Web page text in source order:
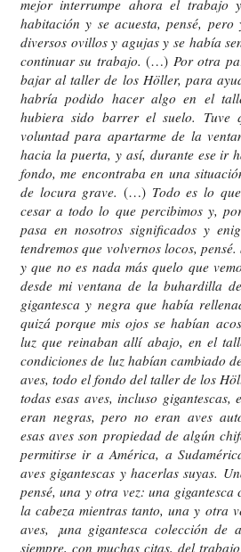
mejor interrumpe ahora el
habitación y se acuesta, pensé,
diversos ovillos y agujas y se había
continuar su trabajo.(…) Por otra
bajar al taller de los Höller, para
habría podido hacer algo en el
hubiera sido barrer el suelo. Tuve
voluntad para apartarme de la
hacia la puerta, y así, durante ese ir
fondo, me encontraba en una
de locura grave. (…)Todo es lo
cesar a todo lo que percibimos y,
pasa en nosotros significados y
tendremos que volvernos locos,
y que no es nada más quelo que
desde mi ventana de la buhardilla
gigantesca y negra que había
quizá porque mis ojos se habían
luz que reinaban allí abajo, en el
condiciones de luz habían cambiado
aves, todo el fondo del taller de los
todas esas aves, incluso
eran negras, pero no eran aves
esas aves son propiedad de algún
permitirse ir a América, a
aves gigantescas y hacerlas suyas.
pensé, una y otra vez: una gigantesca
la cabeza mientras tanto, una y otra
aves, ¡una gigantesca colección de
siempre, con muchas citas, del